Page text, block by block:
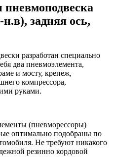
задняя ось,
разработан специально
два пневмоэлемента,
и мосту, крепеж,
компрессора,
руками.
(пневморессоры)
оптимально подобраны по
Не требуют никакого
резинно кордовой